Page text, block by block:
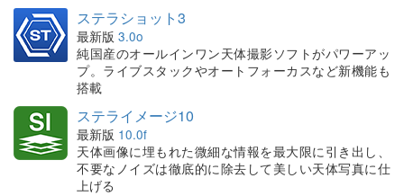
ステラショット3
最新版 3.0o
純国産のオールインワン天体撮影ソフトがパワーアッ
プ。ライブスタックやオートフォーカスなど新機能も
搭載
ステライメージ10
最新版 10.0f
天体画像に埋もれた微細な情報を最大限に引き出し、
不要なノイズは徹底的に除去して美しい天体写真に仕
上げる